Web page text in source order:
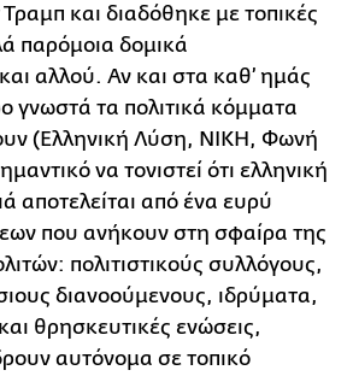
και διαδόθηκε με τοπικές
παρόμοια δομικά
αλλού. Αν και στα καθ’ ημάς
γνωστά τα πολιτικά κόμματα
(Ελληνική Λύση, ΝΙΚΗ, Φωνή
να τονιστεί ότι ελληνική
αποτελείται από ένα ευρύ
που ανήκουν στη σφαίρα της
πολιτιστικούς συλλόγους,
διανοούμενους, ιδρύματα,
θρησκευτικές ενώσεις,
αυτόνομα σε τοπικό